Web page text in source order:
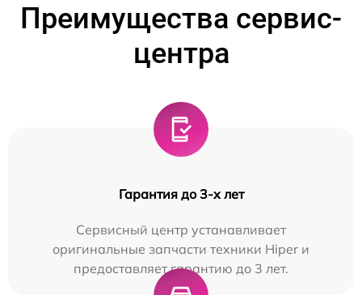
Преимущества сервис-
центра
Гарантия до 3-х лет
Сервисный центр устанавливает
оригинальные запчасти техники Hiper и
предоставляет гарантию до 3 лет.